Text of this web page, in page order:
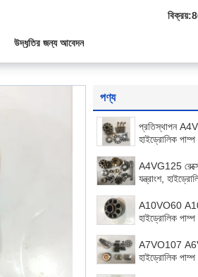
বিক্রয়:
উদ্ধৃতির জন্য আবেদন
পণ্য
প্রতিস্থাপন
হাইড্রোলিক পাম্প
A4VG125
যন্ত্রাংশ,
A10VO60
হাইড্রোলিক
A7VO107
হাইড্রোলিক পাম্প